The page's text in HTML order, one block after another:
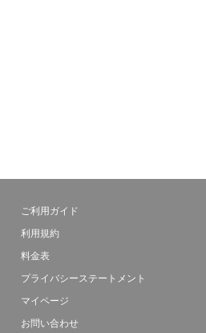
ご利用ガイド
利用規約
料金表
プライバシーステートメント
マイページ
お問い合わせ